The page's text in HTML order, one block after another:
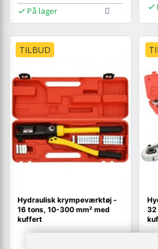
På lager
TILBUD
Hydraulisk krympeværktøj -
16 tons, 10-300 mm² med
kuffert
32